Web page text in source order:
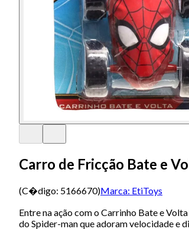
Carro de Fricção Bate e
(C�digo: 5166670)Marca: EtiToys
Entre na ação com o Carrinho Bate e
do Spider-man que adoram velocidade e